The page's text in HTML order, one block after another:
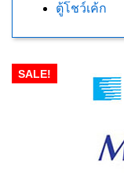
ตู้โชว์เค้ก
SALE!